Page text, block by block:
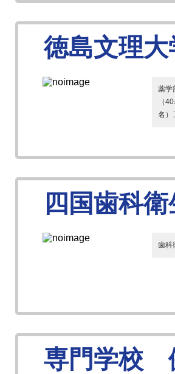
徳島文理大
薬学
（
名）〕
四国歯科
歯科
専門学校